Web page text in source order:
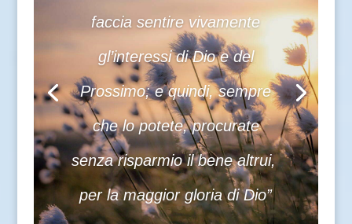
faccia sentire vivamente
gl’interessi di Dio e del
Prossimo; e quindi, sempre
che lo potete, procurate
senza risparmio il bene altrui,
per la maggior gloria di Dio”